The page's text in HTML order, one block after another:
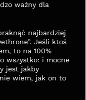
ważny dla
najbardziej
Jeśli ktoś
to na 100%
wszystko: i mocne
jest jakby
wiem, jak on to